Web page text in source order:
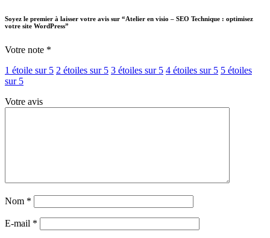
Soyez le premier à laisser votre avis sur “Atelier en visio – SEO Technique : optimisez
votre site WordPress”
Votre note *
1 étoile sur 5 2 étoiles sur 5 3 étoiles sur 5 4 étoiles sur 5 5 étoiles
sur 5
Votre avis
Nom *
E-mail *